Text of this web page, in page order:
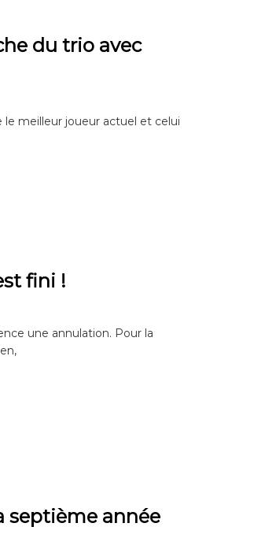
du trio avec
le meilleur joueur actuel et celui
fini !
une annulation. Pour la
septième année